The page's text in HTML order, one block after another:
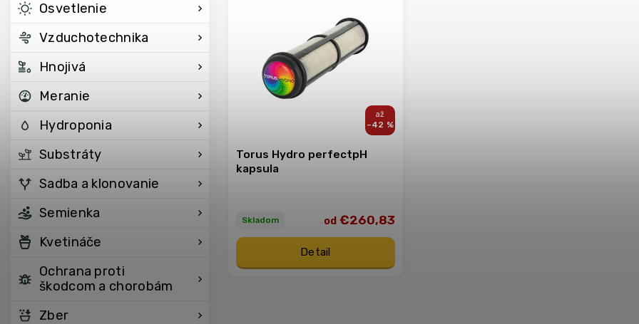
Osvetlenie
Vzduchotechnika
Hnojivá
Meranie
Hydroponia
Substráty
Sadba a klonovanie
Semienka
Kvetináče
Ochrana proti
škodcom a chorobám
Zber
–42 %
Torus Hydro perfectpH
kapsula
Skladom od€260,83
Detail